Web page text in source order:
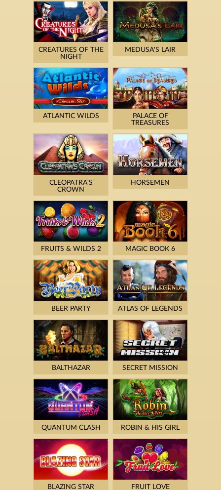
CREATURES OF THE
NIGHT
MEDUSA'S LAIR
ATLANTIC WILDS
PALACE OF
TREASURES
CLEOPATRA'S
CROWN
HORSEMEN
FRUITS & WILDS 2 MAGIC BOOK 6
BEER PARTY ATLAS OF LEGENDS
BALTHAZAR SECRET MISSION
QUANTUM CLASH ROBIN & HIS GIRL
BLAZING STAR FRUIT LOVE